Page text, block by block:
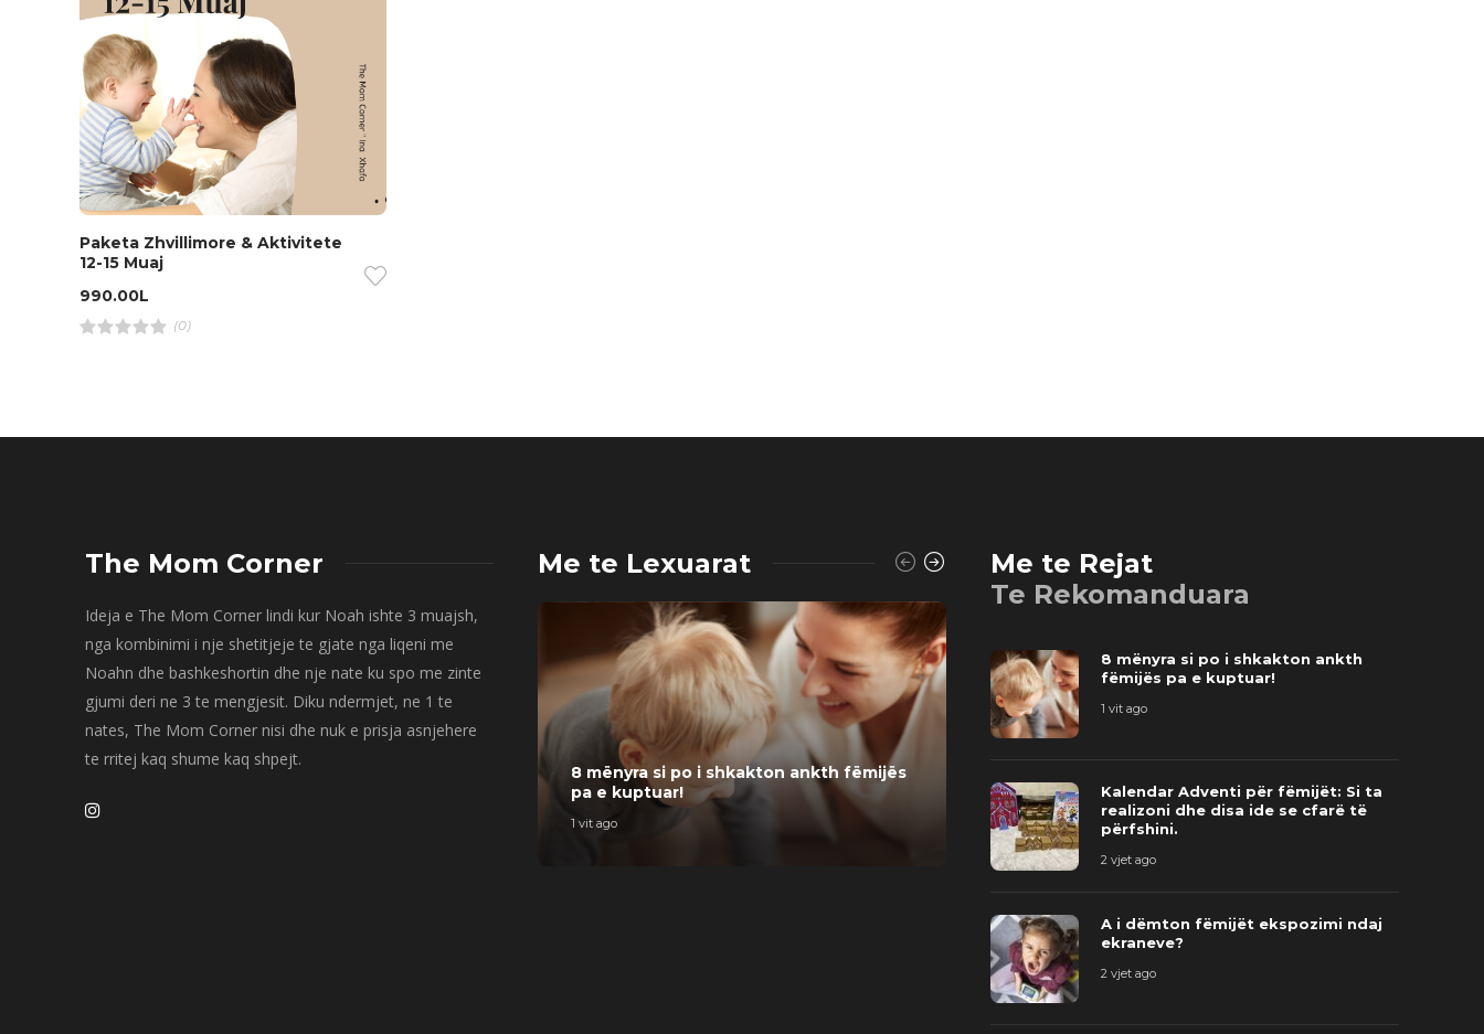
Paketa Zhvillimore & Aktivitete
12-15 Muaj
990.00L
0
(0)
The Mom Corner
Ideja e The Mom Corner lindi kur Noah ishte 3 muajsh,
nga kombinimi i nje shetitjeje te gjate nga liqeni me
Noahn dhe bashkeshortin dhe nje nate ku spo me zinte
gjumi deri ne 3 te mengjesit. Diku ndermjet, ne 1 te
nates, The Mom Corner nisi dhe nuk e prisja asnjehere
te rritej kaq shume kaq shpejt.
Me te Lexuarat
8 mënyra si po i shkakton ankth fëmijës
pa e kuptuar!
1 vit ago
përfshini.
2 vjet ago
Me te Rejat
Te Rekomanduara
8 mënyra si po i shkakton ankth
fëmijës pa e kuptuar!
1 vit ago
Kalendar Adventi për fëmijët: Si ta
realizoni dhe disa ide se cfarë të
përfshini.
2 vjet ago
A i dëmton fëmijët ekspozimi ndaj
ekraneve?
2 vjet ago